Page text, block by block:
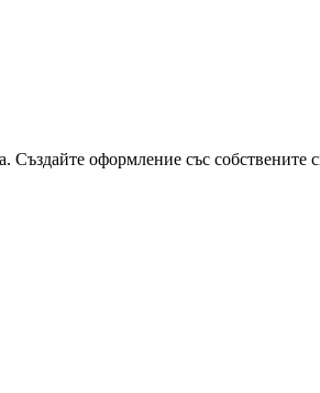
оформление със собствените